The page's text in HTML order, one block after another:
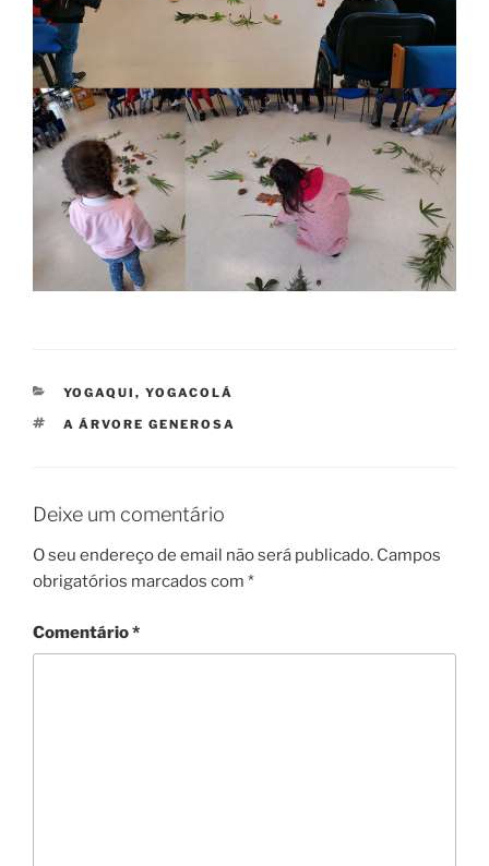
CATEGORIAS
YOGAQUI, YOGACOLÁ
ETIQUETAS
A ÁRVORE GENEROSA
Deixe um comentário
O seu endereço de email não será publicado. Campos
obrigatórios marcados com *
Comentário*